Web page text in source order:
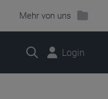
Mehr von uns
Suche Login